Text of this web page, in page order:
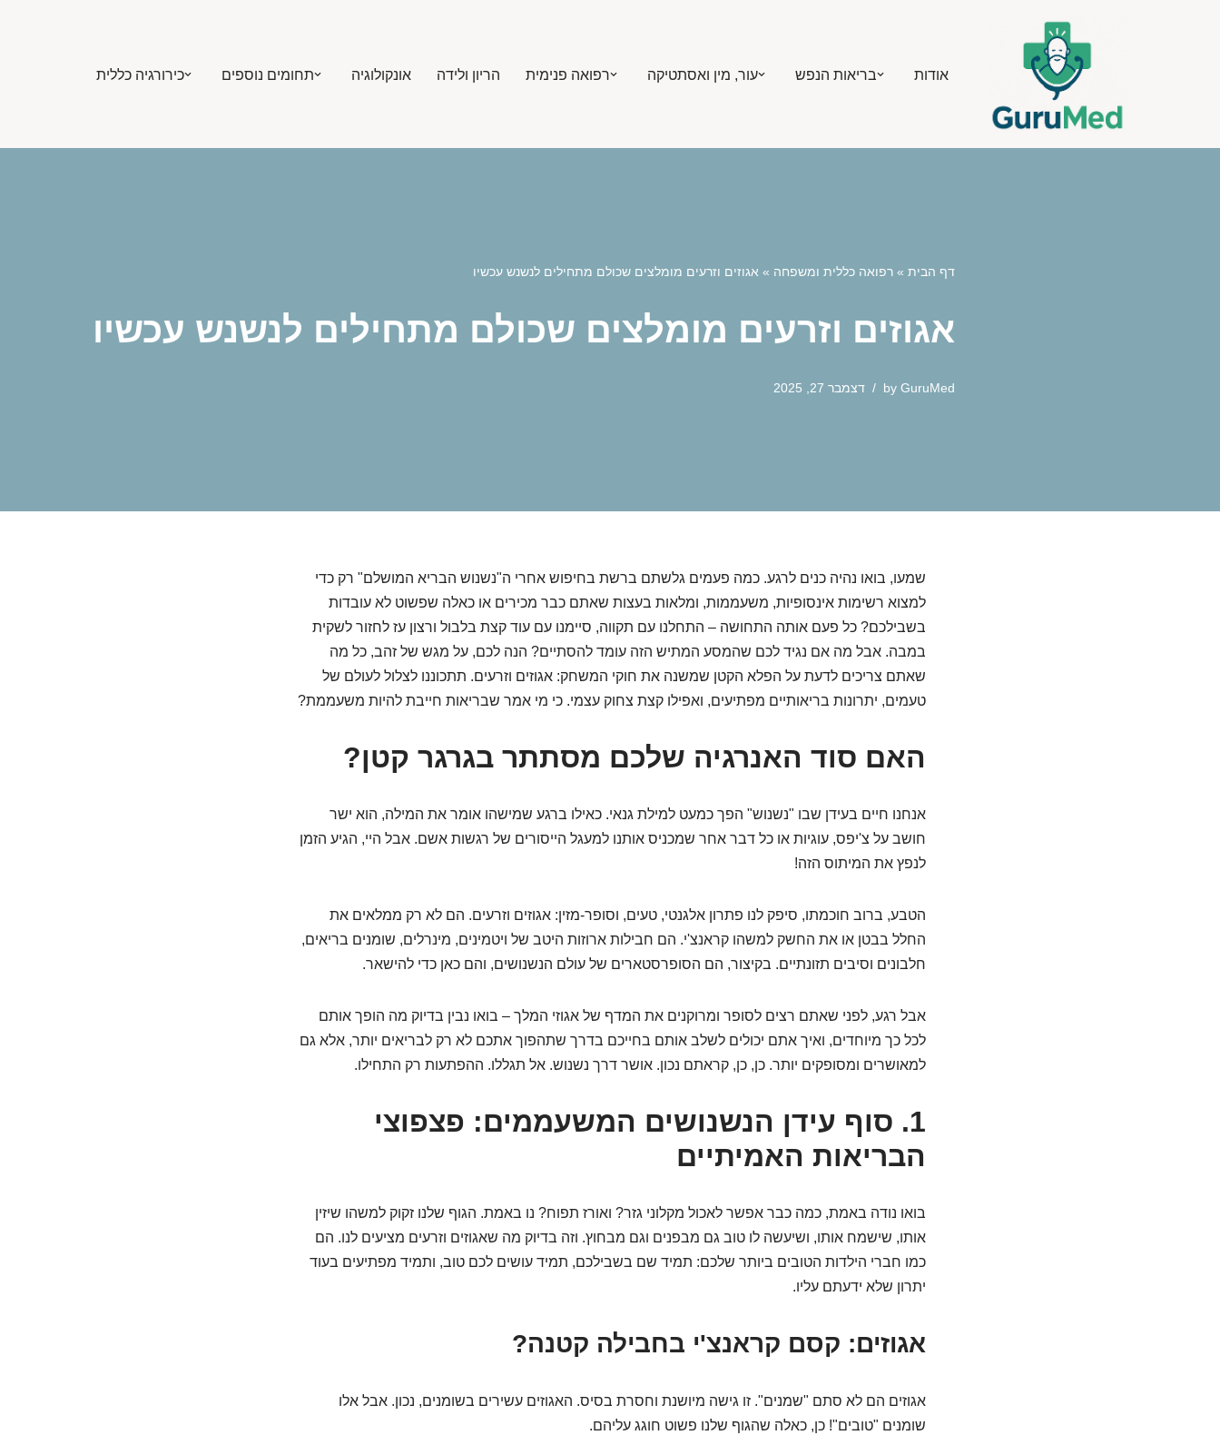
אודות בריאות הנפש עור, מין ואסתטיקה רפואה פנימית הריון ולידה אונקולוגיה תחומים נוספים כירורגיה כללית
דף הבית » רפואה כללית ומשפחה » אגוזים וזרעים מומלצים שכולם מתחילים לנשנש עכשיו
אגוזים וזרעים מומלצים שכולם מתחילים לנשנש עכשיו
by GuruMed דצמבר 27, 2025
שמעו, בואו נהיה כנים לרגע. כמה פעמים גלשתם ברשת בחיפוש אחרי ה"נשנוש הבריא המושלם" רק כדי
למצוא רשימות אינסופיות, משעממות, ומלאות בעצות שאתם כבר מכירים או כאלה שפשוט לא עובדות
בשבילכם? כל פעם אותה התחושה – התחלנו עם תקווה, סיימנו עם עוד קצת בלבול ורצון עז לחזור לשקית
במבה. אבל מה אם נגיד לכם שהמסע המתיש הזה עומד להסתיים? הנה לכם, על מגש של זהב, כל מה
שאתם צריכים לדעת על הפלא הקטן שמשנה את חוקי המשחק: אגוזים וזרעים. תתכוננו לצלול לעולם של
טעמים, יתרונות בריאותיים מפתיעים, ואפילו קצת צחוק עצמי. כי מי אמר שבריאות חייבת להיות משעממת?
האם סוד האנרגיה שלכם מסתתר בגרגר קטן?
אנחנו חיים בעידן שבו "נשנוש" הפך כמעט למילת גנאי. כאילו ברגע שמישהו אומר את המילה, הוא ישר
חושב על צ'יפס, עוגיות או כל דבר אחר שמכניס אותנו למעגל הייסורים של רגשות אשם. אבל היי, הגיע הזמן
לנפץ את המיתוס הזה!
הטבע, ברוב חוכמתו, סיפק לנו פתרון אלגנטי, טעים, וסופר-מזין: אגוזים וזרעים. הם לא רק ממלאים את
החלל בבטן או את החשק למשהו קראנצ'י. הם חבילות ארוזות היטב של ויטמינים, מינרלים, שומנים בריאים,
חלבונים וסיבים תזונתיים. בקיצור, הם הסופרסטארים של עולם הנשנושים, והם כאן כדי להישאר.
אבל רגע, לפני שאתם רצים לסופר ומרוקנים את המדף של אגוזי המלך – בואו נבין בדיוק מה הופך אותם
לכל כך מיוחדים, ואיך אתם יכולים לשלב אותם בחייכם בדרך שתהפוך אתכם לא רק לבריאים יותר, אלא גם
למאושרים ומסופקים יותר. כן, כן, קראתם נכון. אושר דרך נשנוש. אל תגללו. ההפתעות רק התחילו.
1. סוף עידן הנשנושים המשעממים: פצפוצי
הבריאות האמיתיים
בואו נודה באמת, כמה כבר אפשר לאכול מקלוני גזר? ואורז תפוח? נו באמת. הגוף שלנו זקוק למשהו שיזין
אותו, שישמח אותו, ושיעשה לו טוב גם מבפנים וגם מבחוץ. וזה בדיוק מה שאגוזים וזרעים מציעים לנו. הם
כמו חברי הילדות הטובים ביותר שלכם: תמיד שם בשבילכם, תמיד עושים לכם טוב, ותמיד מפתיעים בעוד
יתרון שלא ידעתם עליו.
אגוזים: קסם קראנצ'י בחבילה קטנה?
אגוזים הם לא סתם "שמנים". זו גישה מיושנת וחסרת בסיס. האגוזים עשירים בשומנים, נכון. אבל אלו
שומנים "טובים"! כן, כאלה שהגוף שלנו פשוט חוגג עליהם.